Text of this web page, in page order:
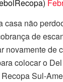
casa não
de
novamente de
colocar o
Sul-